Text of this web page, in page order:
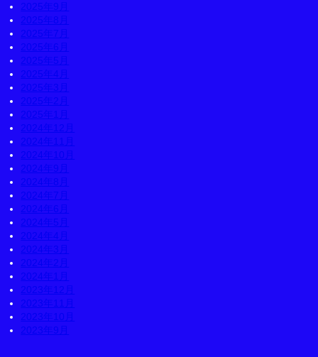
2025年9月
2025年8月
2025年7月
2025年6月
2025年5月
2025年4月
2025年3月
2025年2月
2025年1月
2024年12月
2024年11月
2024年10月
2024年9月
2024年8月
2024年7月
2024年6月
2024年5月
2024年4月
2024年3月
2024年2月
2024年1月
2023年12月
2023年11月
2023年10月
2023年9月